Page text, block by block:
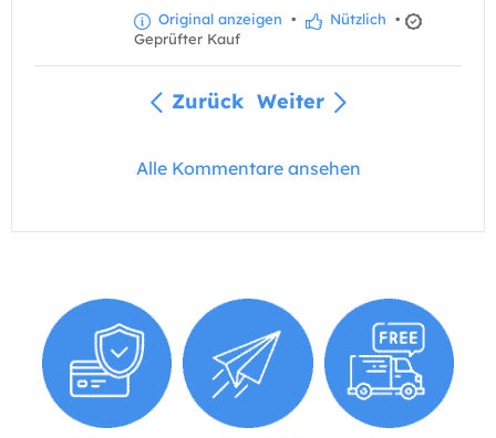
Original anzeigen • Nützlich •
Geprüfter Kauf
Zurück Weiter
Alle Kommentare ansehen